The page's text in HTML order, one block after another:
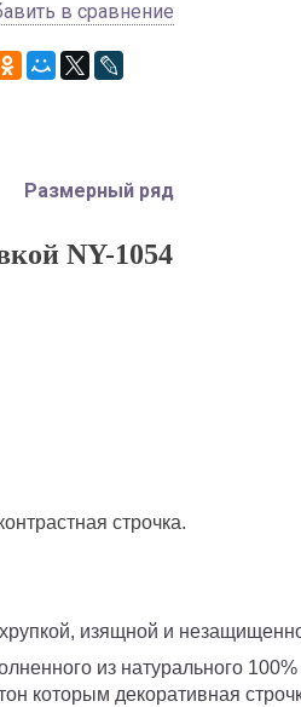
в сравнение
NY-1054
строчка.
изящной и
из натурального
которым декоративная
Размерный ряд